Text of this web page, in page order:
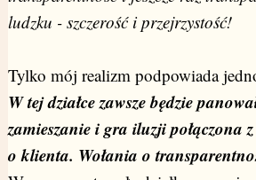
ludzku - szczerość i przejrzystość!
Tylko mój realizm podpowiada
W tej działce zawsze będzie
zamieszanie i gra iluzji połączona
o klienta. Wołania o